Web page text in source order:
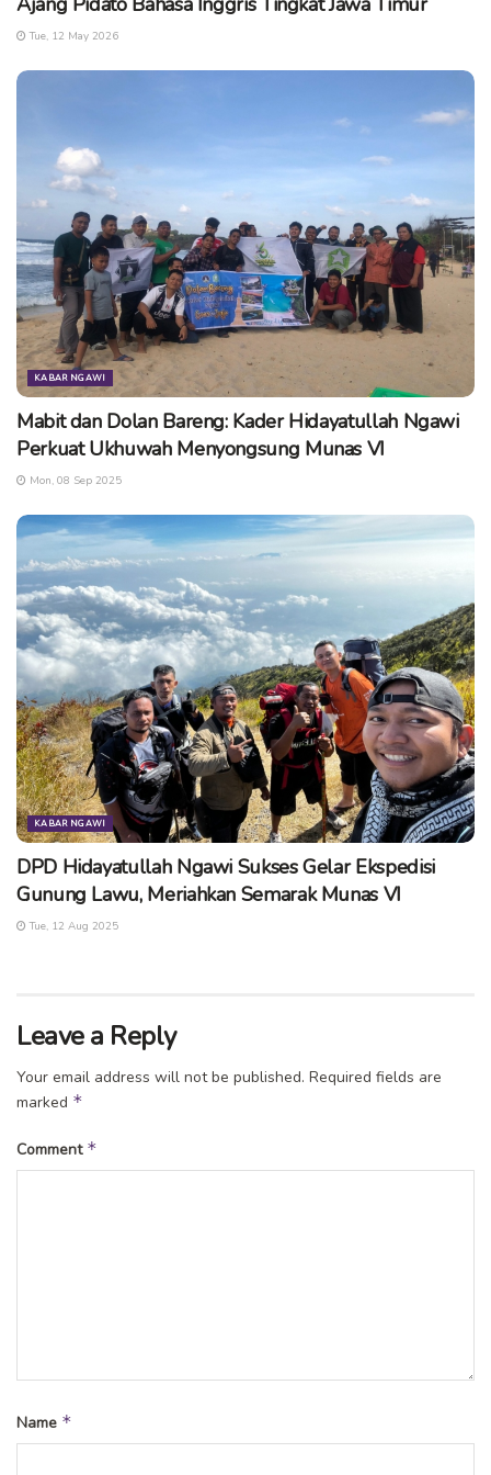
Tue, 12 May 2026
KABAR NGAWI
Mabit dan Dolan Bareng: Kader Hidayatullah Ngawi
Perkuat Ukhuwah Menyongsung Munas VI
Mon, 08 Sep 2025
KABAR NGAWI
DPD Hidayatullah Ngawi Sukses Gelar Ekspedisi
Gunung Lawu, Meriahkan Semarak Munas VI
Tue, 12 Aug 2025
Leave a Reply
Your email address will not be published. Required fields are
marked *
Comment *
Name *